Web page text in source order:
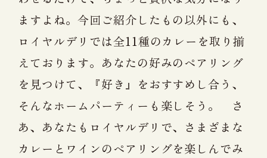
ますよね。今回ご紹介したもの以外にも、
ロイヤルデリでは全11種のカレーを取り揃
えております。あなたの好みのペアリング
を見つけて、『好き』をおすすめし合う、
そんなホームパーティーも楽しそう。 さ
あ、あなたもロイヤルデリで、さまざまな
カレーとワインのペアリングを楽しんでみ